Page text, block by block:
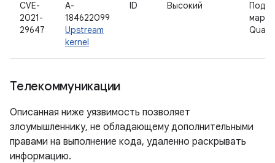
CVE-
2021-
29647
A-
184622099
Upstream
kernel
ID Высокий
Телекоммуникации
Описанная ниже уязвимость позволяет
злоумышленнику, не обладающему дополнительными
правами на выполнение кода, удаленно раскрывать
информацию.